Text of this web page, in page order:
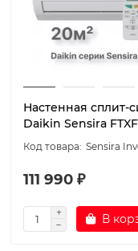
Настенная сплит-
Daikin Sensira
Sensira
111 990 ₽
В